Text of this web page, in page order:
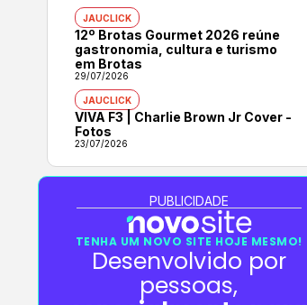
JAUCLICK
12º Brotas Gourmet 2026 reúne
gastronomia, cultura e turismo
em Brotas
29/07/2026
JAUCLICK
VIVA F3 | Charlie Brown Jr Cover -
Fotos
23/07/2026
PUBLICIDADE
TENHA UM NOVO SITE HOJE MESMO!
Desenvolvido por
pessoas,